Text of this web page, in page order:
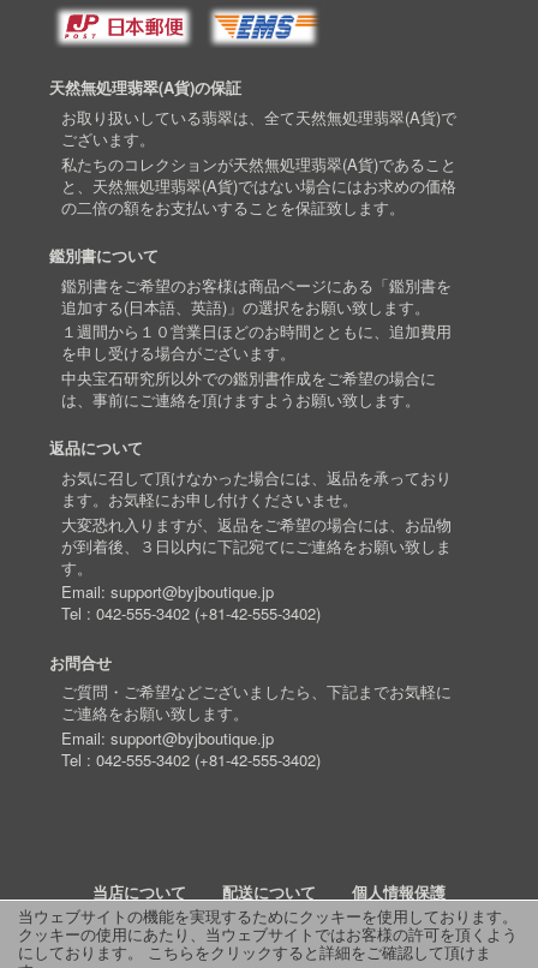
当ウェブサイトの機能を実現するためにクッキーを使用しております。
クッキーの使用にあたり、当ウェブサイトではお客様の許可を頂くよう
にしております。 こちらをクリックすると詳細をご確認して頂けま
天然無処理翡翠(A貨)の保証
お取り扱いしている翡翠は、全て天然無処理翡翠(A貨)で
ございます。
私たちのコレクションが天然無処理翡翠(A貨)であること
と、天然無処理翡翠(A貨)ではない場合にはお求めの価格
の二倍の額をお支払いすることを保証致します。
鑑別書について
鑑別書をご希望のお客様は商品ページにある「鑑別書を
追加する(日本語、英語)」の選択をお願い致します。
１週間から１０営業日ほどのお時間とともに、追加費用
を申し受ける場合がございます。
中央宝石研究所以外での鑑別書作成をご希望の場合に
は、事前にご連絡を頂けますようお願い致します。
返品について
お気に召して頂けなかった場合には、返品を承っており
ます。お気軽にお申し付けくださいませ。
大変恐れ入りますが、返品をご希望の場合には、お品物
が到着後、３日以内に下記宛てにご連絡をお願い致しま
す。
Email: support@byjboutique.jp
Tel : 042-555-3402(+81-42-555-3402)
お問合せ
ご質問・ご希望などございましたら、下記までお気軽に
ご連絡をお願い致します。
Email: support@byjboutique.jp
Tel : 042-555-3402(+81-42-555-3402)
当店について 配送について
個人情報保護
詳細検索
よくあるご質問 お問い合わせ RSS